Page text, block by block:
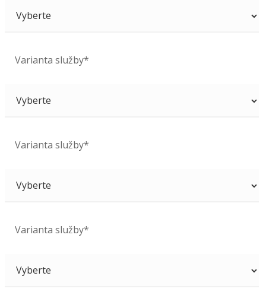
Varianta služby*
Varianta služby*
Varianta služby*